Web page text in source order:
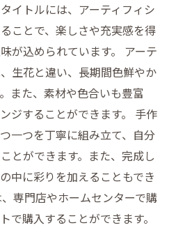
イトルには、アーティフィシ
ことで、楽しさや充実感を得
が込められています。 アーテ
生花と違い、長期間色鮮やか
また、素材や色合いも豊富
ジすることができます。 手作
一つを丁寧に組み立て、自分
とができます。また、完成し
中に彩りを加えることもでき
専門店やホームセンターで購
で購入することができます。